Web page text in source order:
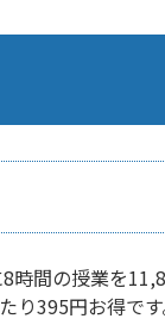
時間の授業を
り395円お得で